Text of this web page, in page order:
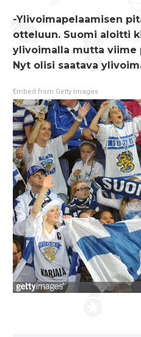
-Ylivoimapelaamisen
otteluun. Suomi aloitti
ylivoimalla mutta viime
Nyt olisi saatava
Embed from Getty Images